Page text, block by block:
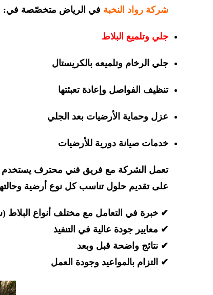
شركة رواد النخبة في الرياض متخصّصة في:
جلي وتلميع البلاط
جلي الرخام وتلميعه بالكريستال
تنظيف الفواصل وإعادة تعبئتها
عزل وحماية الأرضيات بعد الجلي
خدمات صيانة دورية للأرضيات
تعمل الشركة مع فريق فني محترف يستخدم
على تقديم حلول تناسب كل نوع أرضية
✔ خبرة في التعامل مع مختلف أنواع البلاط
✔ معايير جودة عالية في التنفيذ
✔ نتائج واضحة قبل وبعد
✔ التزام بالمواعيد وجودة العمل